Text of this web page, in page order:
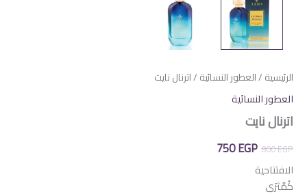
الرئيسية /العطور النسائية / اترنال نايت
العطور النسائية
اترنال نايت
800EGP
السعر
الأصلي
750EGP
الافتتاحية
كُمَّثرَى